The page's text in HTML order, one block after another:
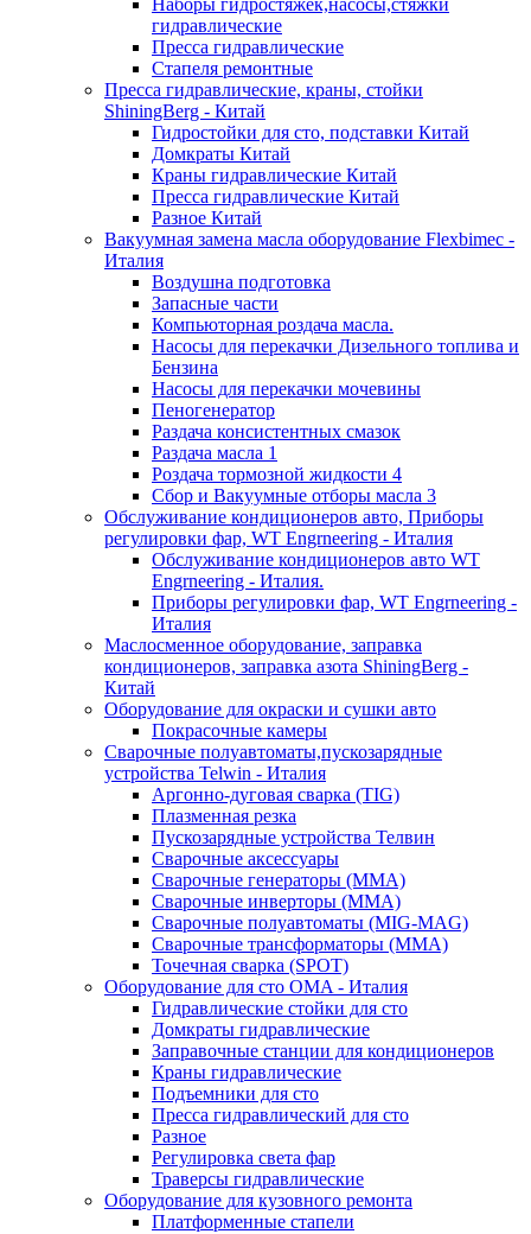
Наборы гидростяжек,насосы,стяжки
гидравлические
Пресса гидравлические
Стапеля ремонтные
Пресса гидравлические, краны, стойки
ShiningBerg - Китай
Гидростойки для сто, подставки Китай
Домкраты Китай
Краны гидравлические Китай
Пресса гидравлические Китай
Разное Китай
Вакуумная замена масла оборудование Flexbimeс -
Италия
Воздушна подготовка
Запасные части
Компьюторная роздача масла.
Насосы для перекачки Дизельного топлива и
Бензина
Насосы для перекачки мочевины
Пеногенератор
Раздача консистентных смазок
Раздача масла 1
Роздача тормозной жидкости 4
Сбор и Вакуумные отборы масла 3
Обслуживание кондиционеров авто, Приборы
регулировки фар, WT Engrneering - Италия
Обслуживание кондиционеров авто WT
Engrneering - Италия.
Приборы регулировки фар, WT Engrneering -
Италия
Маслосменное оборудование, заправка
кондиционеров, заправка азота ShiningBerg -
Китай
Оборудование для окраски и сушки авто
Покрасочные камеры
Сварочные полуавтоматы,пускозарядные
устройства Telwin - Италия
Аргонно-дуговая сварка (TIG)
Плазменная резка
Пускозарядные устройства Телвин
Сварочные аксессуары
Сварочные генераторы (MMA)
Сварочные инверторы (MMA)
Сварочные полуавтоматы (MIG-MAG)
Сварочные трансформаторы (MMA)
Точечная сварка (SPOT)
Оборудование для сто OMA - Италия
Гидравлические стойки для сто
Домкраты гидравлические
Заправочные станции для кондиционеров
Краны гидравлические
Подъемники для сто
Пресса гидравлический для сто
Разное
Регулировка света фар
Траверсы гидравлические
Оборудование для кузовного ремонта
Платформенные стапели